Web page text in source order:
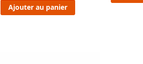
Ajouter au panier